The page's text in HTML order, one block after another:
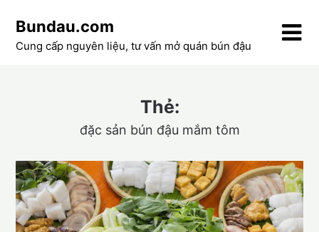
content
Bundau.com
Cung cấp nguyên liệu, tư vấn mở quán bún đậu
Thẻ:
đặc sản bún đậu mắm tôm